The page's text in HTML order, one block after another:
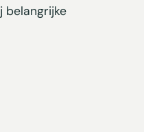
belangrijke